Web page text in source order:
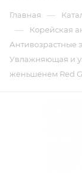
Главная —
— Корейская
Антивозрастные
Увлажняющая и
женьшенем Red